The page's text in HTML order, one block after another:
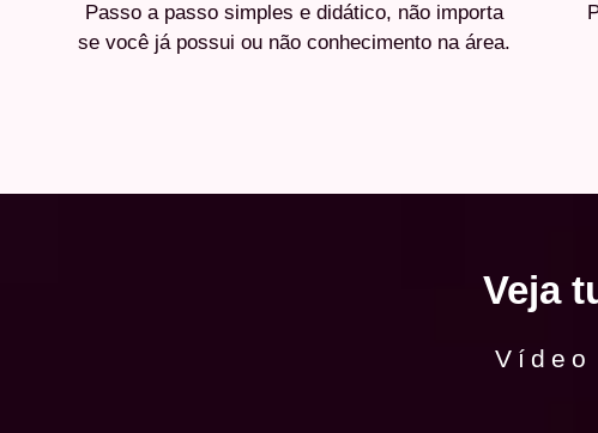
Passo a passo simples e didático, não importa
se você já possui ou não conhecimento na área.
Veja